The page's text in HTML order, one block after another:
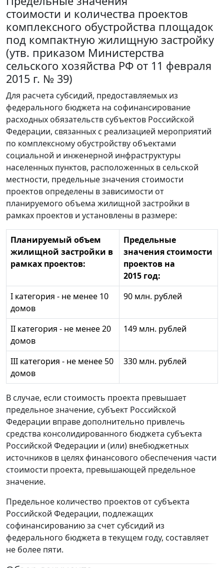
стоимости и количества проектов
комплексного обустройства площадок
под компактную жилищную застройку
(утв. приказом Министерства
сельского хозяйства РФ от 11 февраля
2015 г. № 39)
Для расчета субсидий, предоставляемых из
федерального бюджета на софинансирование
расходных обязательств субъектов Российской
Федерации, связанных с реализацией мероприятий
по комплексному обустройству объектами
социальной и инженерной инфраструктуры
населенных пунктов, расположенных в сельской
местности, предельные значения стоимости
проектов определены в зависимости от
планируемого объема жилищной застройки в
рамках проектов и установлены в размере:
Планируемый объем
жилищной застройки в
рамках проектов:
Предельные
значения стоимости
проектов на
2015 год:
I категория - не менее 10
домов
90 млн. рублей
II категория - не менее 20
домов
149 млн. рублей
III категория - не менее 50
домов
330 млн. рублей
В случае, если стоимость проекта превышает
предельное значение, субъект Российской
Федерации вправе дополнительно привлечь
средства консолидированного бюджета субъекта
Российской Федерации и (или) внебюджетных
источников в целях финансового обеспечения части
стоимости проекта, превышающей предельное
значение.
Предельное количество проектов от субъекта
Российской Федерации, подлежащих
софинансированию за счет субсидий из
федерального бюджета в текущем году, составляет
не более пяти.